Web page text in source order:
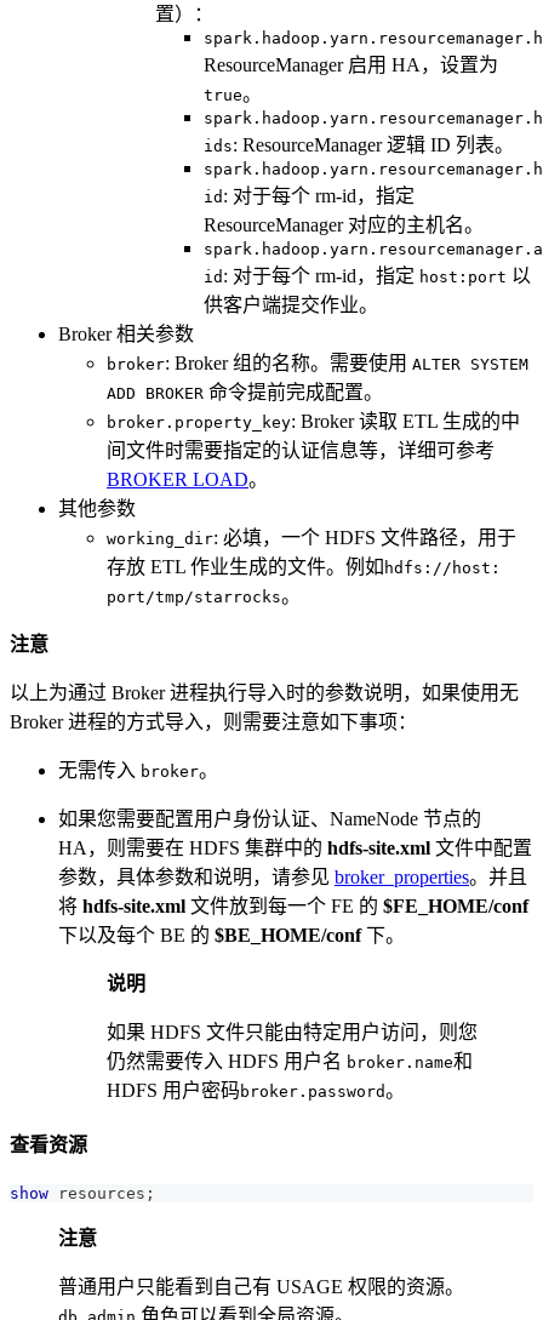
置）：
ResourceManager 启用 HA，设置为
true。
ids: ResourceManager 逻辑 ID 列表。
id : 对于每个 rm-id，指定
ResourceManager 对应的主机名。
id : 对于每个 rm-id，指定 host:port 以
供客户端提交作业。
Broker 相关参数
broker: Broker 组的名称。需要使用 ALTER SYSTEM
ADD BROKER 命令提前完成配置。
broker.property_key: Broker 读取 ETL 生成的中
间文件时需要指定的认证信息等，详细可参考
BROKER LOAD。
其他参数
working_dir: 必填，一个 HDFS 文件路径，用于
存放 ETL 作业生成的文件。例如 hdfs://host:
port/tmp/starrocks。
注意
以上为通过 Broker 进程执行导入时的参数说明，如果使用无
Broker 进程的方式导入，则需要注意如下事项：
无需传入 broker。
如果您需要配置用户身份认证、NameNode 节点的
HA，则需要在 HDFS 集群中的 hdfs-site.xml 文件中配置
参数，具体参数和说明，请参见 broker_properties。并且
将 hdfs-site.xml 文件放到每一个 FE 的 $FE_HOME/conf
下以及每个 BE 的 $BE_HOME/conf下。
说明
如果 HDFS 文件只能由特定用户访问，则您
仍然需要传入 HDFS 用户名 broker.name和
HDFS 用户密码 broker.password。
查看资源
show resources ;
注意
普通用户只能看到自己有 USAGE 权限的资源。
角色可以看到全局资源。